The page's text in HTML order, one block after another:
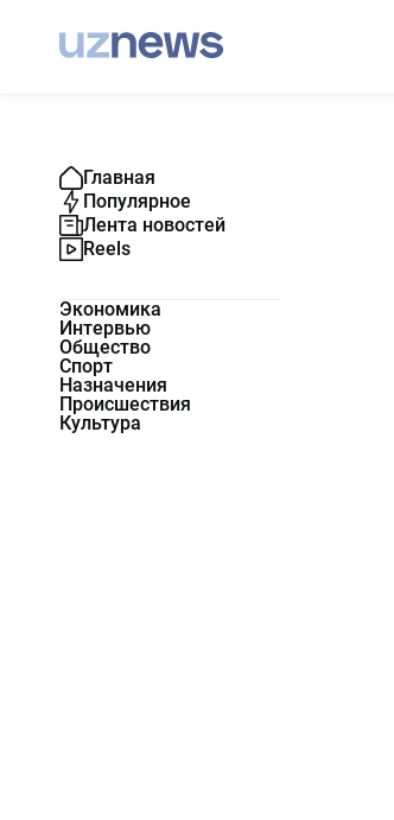
Главная
Популярное
Лента новостей
Reels
Экономика
Интервью
Общество
Спорт
Назначения
Происшествия
Культура